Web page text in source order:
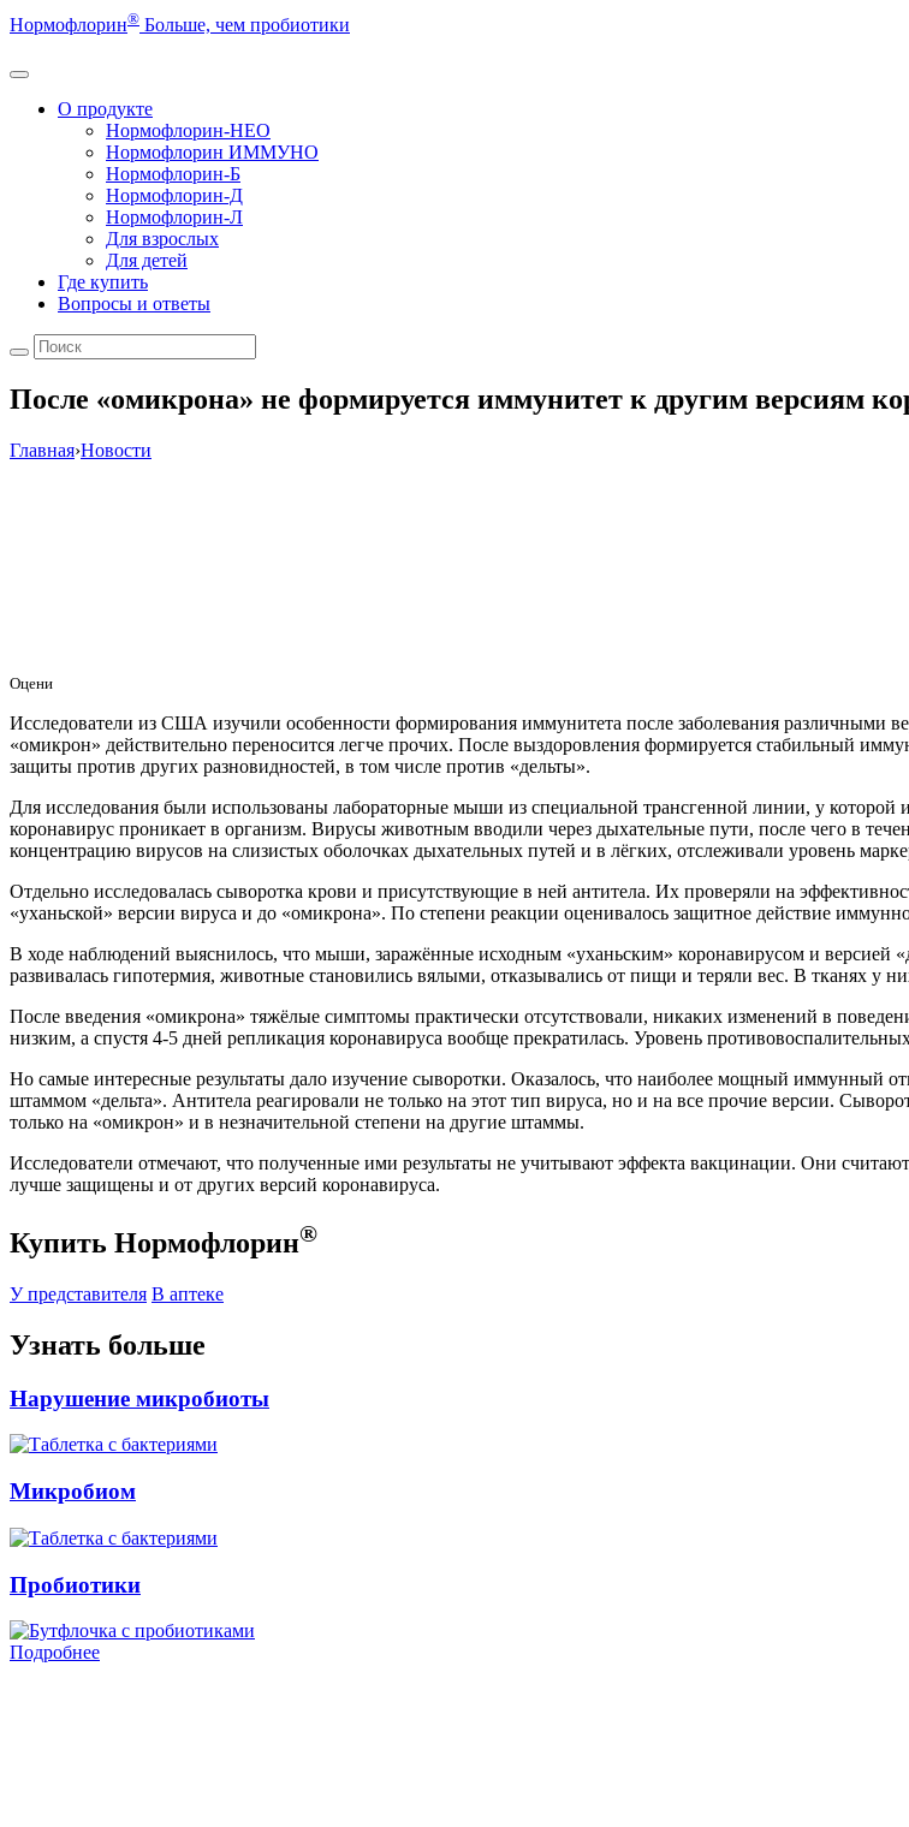
Нормофлорин® Больше, чем пробиотики
О продукте
Нормофлорин-НЕО
Нормофлорин ИММУНО
Нормофлорин-Б
Нормофлорин-Д
Нормофлорин-Л
Для взрослых
Для детей
Где купить
Вопросы и ответы
После «омикрона» не формируется иммунитет к другим версиям
Главная›Новости
Оцени
Исследователи из США изучили особенности формирования иммунитета после заболевания различными
«омикрон» действительно переносится легче прочих. После выздоровления формируется стабильный
защиты против других разновидностей, в том числе против «дельты».
Для исследования были использованы лабораторные мыши из специальной трансгенной линии, у
коронавирус проникает в организм. Вирусы животным вводили через дыхательные пути, после чего в
концентрацию вирусов на слизистых оболочках дыхательных путей и в лёгких, отслеживали уровень
Отдельно исследовалась сыворотка крови и присутствующие в ней антитела. Их проверяли на
«уханьской» версии вируса и до «омикрона». По степени реакции оценивалось защитное действие
В ходе наблюдений выяснилось, что мыши, заражённые исходным «уханьским» коронавирусом и версией
развивалась гипотермия, животные становились вялыми, отказывались от пищи и теряли вес. В тканях у
После введения «омикрона» тяжёлые симптомы практически отсутствовали, никаких изменений в
низким, а спустя 4-5 дней репликация коронавируса вообще прекратилась. Уровень
Но самые интересные результаты дало изучение сыворотки. Оказалось, что наиболее мощный иммунный
штаммом «дельта». Антитела реагировали не только на этот тип вируса, но и на все прочие версии.
только на «омикрон» и в незначительной степени на другие штаммы.
Исследователи отмечают, что полученные ими результаты не учитывают эффекта вакцинации. Они
лучше защищены и от других версий коронавируса.
Купить Нормофлорин®
У представителя В аптеке
Узнать больше
Нарушение микробиоты
Микробиом
Пробиотики
Подробнее